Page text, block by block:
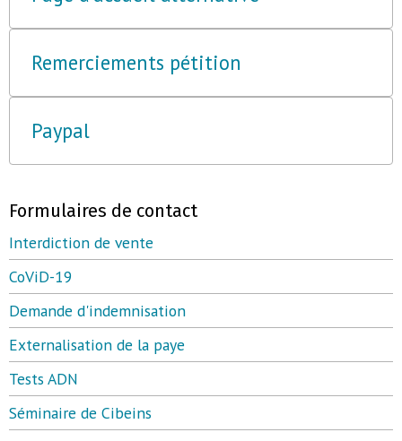
Remerciements pétition
Paypal
Formulaires de contact
Interdiction de vente
CoViD-19
Demande d'indemnisation
Externalisation de la paye
Tests ADN
Séminaire de Cibeins